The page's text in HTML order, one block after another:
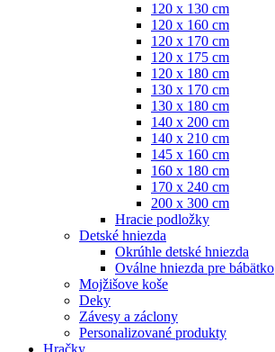
120 x 130 cm
120 x 160 cm
120 x 170 cm
120 x 175 cm
120 x 180 cm
130 x 170 cm
130 x 180 cm
140 x 200 cm
140 x 210 cm
145 x 160 cm
160 x 180 cm
170 x 240 cm
200 x 300 cm
Hracie podložky
Detské hniezda
Okrúhle detské hniezda
Oválne hniezda pre bábätko
Mojžišove koše
Deky
Závesy a záclony
Personalizované produkty
Hračky